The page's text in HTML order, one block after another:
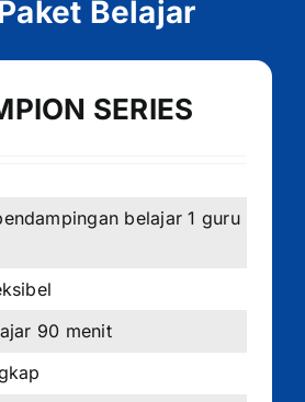
Belajar
SERIES
belajar 1 guru
90 menit